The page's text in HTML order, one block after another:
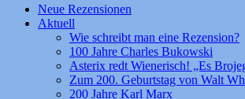
Zum
Inhalt
Neue Rezensionen
Aktuell
Wie schreibt man eine Rezension?
100 Jahre Charles Bukowski
Asterix redt Wienerisch! „Es
Zum 200. Geburtstag von Walt
200 Jahre Karl Marx